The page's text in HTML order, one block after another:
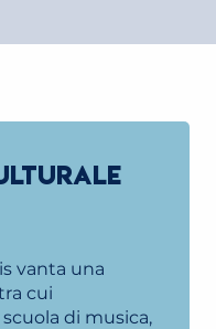
vanta una
cui
di musica,